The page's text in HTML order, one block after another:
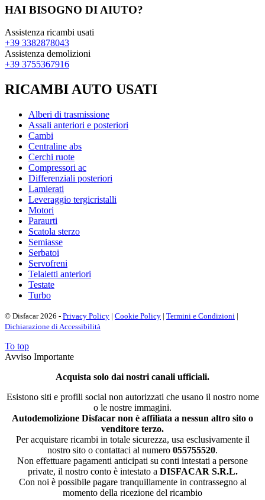
HAI BISOGNO DI AIUTO?
Assistenza ricambi usati
+39 3382878043
Assistenza demolizioni
+39 3755367916
RICAMBI AUTO USATI
Alberi di trasmissione
Assali anteriori e posteriori
Cambi
Centraline abs
Cerchi ruote
Compressori ac
Differenziali posteriori
Lamierati
Leveraggio tergicristalli
Motori
Paraurti
Scatola sterzo
Semiasse
Serbatoi
Servofreni
Telaietti anteriori
Testate
Turbo
© Disfacar 2026 - Privacy Policy | Cookie Policy | Termini e Condizioni |
Dichiarazione di Accessibilità
To top
Avviso Importante
Acquista solo dai nostri canali ufficiali.
Esistono siti e profili social non autorizzati che usano il nostro nome
o le nostre immagini.
Autodemolizione Disfacar non è affiliata a nessun altro sito o
venditore terzo.
Per acquistare ricambi in totale sicurezza, usa esclusivamente il
nostro sito o contattaci al numero 055755520.
Non effettuare pagamenti anticipati su conti intestati a persone
private, il nostro conto è intestato a DISFACAR S.R.L.
Con noi è possibile pagare tranquillamente in contrassegno al
momento della ricezione del ricambio